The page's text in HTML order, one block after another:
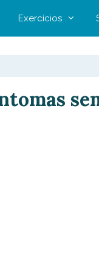
Exercícios